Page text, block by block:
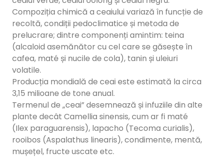
Compoziția chimică a ceaiului variază în funcție de
recoltă, condiții pedoclimatice și metoda de
prelucrare; dintre componenți amintim: teina
(alcaloid asemănător cu cel care se găsește în
cafea, maté și nucile de cola), tanin și uleiuri
volatile.
Producția mondială de ceai este estimată la circa
3,15 milioane de tone anual.
Termenul de „ceai” desemnează și infuziile din alte
plante decât Camellia sinensis, cum ar fi maté
(Ilex paraguarensis), lapacho (Tecoma curialis),
rooibos (Aspalathus linearis), condimente, mentă,
mușețel, fructe uscate etc.